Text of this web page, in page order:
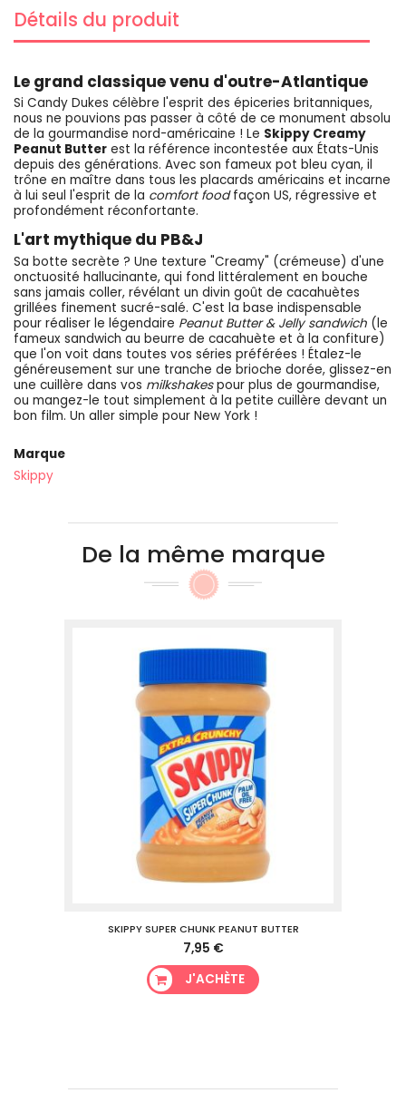
Détails du produit
Le grand classique venu d'outre-Atlantique
Si Candy Dukes célèbre l'esprit des épiceries britanniques,
nous ne pouvions pas passer à côté de ce monument absolu
de la gourmandise nord-américaine ! Le Skippy Creamy
Peanut Butter est la référence incontestée aux États-Unis
depuis des générations. Avec son fameux pot bleu cyan, il
trône en maître dans tous les placards américains et incarne
à lui seul l'esprit de la comfort foodfaçon US, régressive et
profondément réconfortante.
L'art mythique du PB&J
Sa botte secrète ? Une texture "Creamy" (crémeuse) d'une
onctuosité hallucinante, qui fond littéralement en bouche
sans jamais coller, révélant un divin goût de cacahuètes
grillées finement sucré-salé. C'est la base indispensable
pour réaliser le légendaire Peanut Butter & Jelly sandwich (le
fameux sandwich au beurre de cacahuète et à la confiture)
que l'on voit dans toutes vos séries préférées ! Étalez-le
généreusement sur une tranche de brioche dorée, glissez-en
une cuillère dans vos milkshakespour plus de gourmandise,
ou mangez-le tout simplement à la petite cuillère devant un
bon film. Un aller simple pour New York !
Marque
Skippy
De la même marque
SKIPPY SUPER CHUNK PEANUT BUTTER
7,95 €
J'ACHÈTE